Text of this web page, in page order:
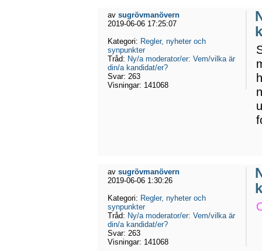
av sugrövmanövern
2019-06-06 17:25:07
Kategori: Regler, nyheter och
synpunkter
Tråd: Ny/a moderator/er: Vem/vilka är
din/a kandidat/er?
Svar: 263
Visningar: 141068
av sugrövmanövern
2019-06-06 1:30:26
Kategori: Regler, nyheter och
synpunkter
Tråd: Ny/a moderator/er: Vem/vilka är
din/a kandidat/er?
Svar: 263
Visningar: 141068